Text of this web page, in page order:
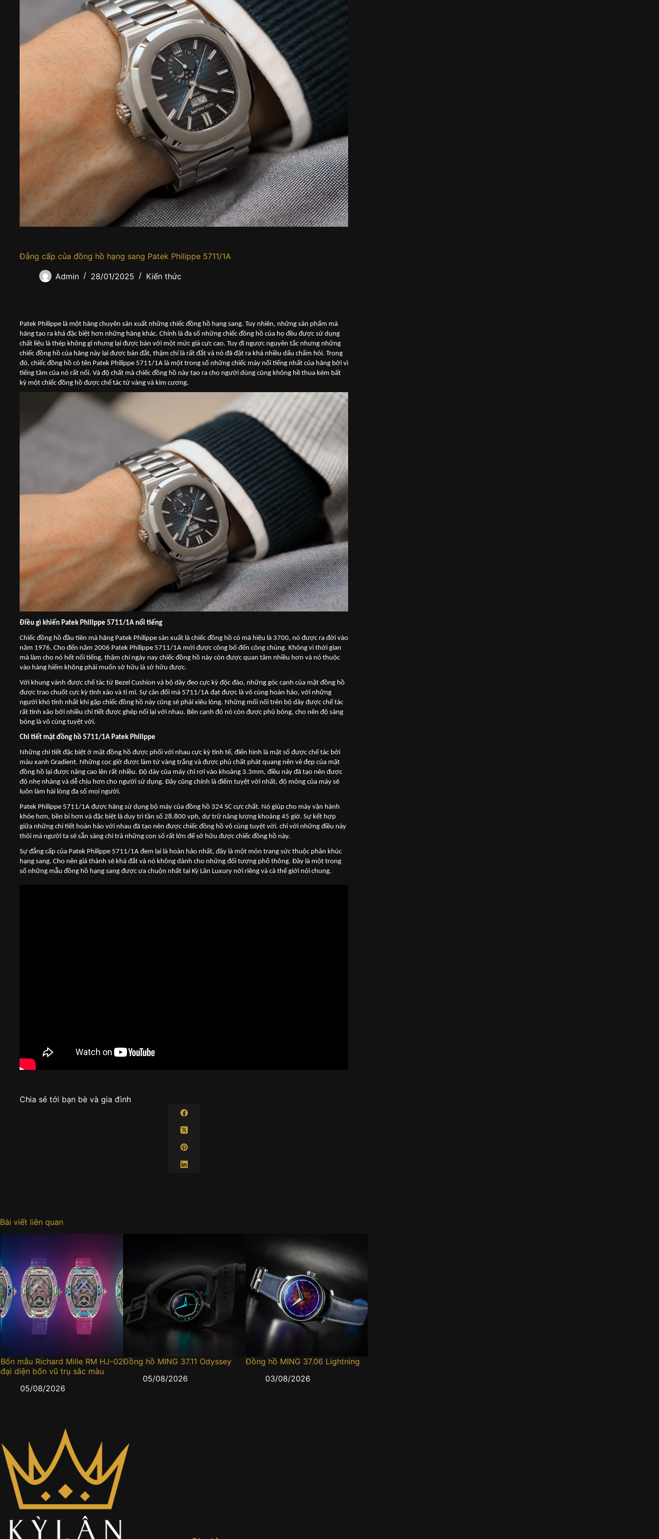
Đẳng cấp của đồng hồ hạng sang Patek Philippe 5711/1A
Admin 28/01/2025 Kiến thức
Patek Philippe là một hãng chuyên sản xuất những chiếc đồng hồ hạng sang. Tuy nhiên, những sản phẩm mà
hãng tạo ra khá đặc biệt hơn những hãng khác. Chính là đa số những chiếc đồng hồ của họ đều được sử dụng
chất liệu là thép không gỉ nhưng lại được bán với một mức giá cực cao. Tuy đi ngược nguyên tắc nhưng những
chiếc đồng hồ của hãng này lại được bán đắt, thậm chí là rất đắt và nó đã đặt ra khá nhiều dấu chấm hỏi. Trong
đó, chiếc đồng hồ có tên Patek Philippe 5711/1A là một trong số những chiếc máy nổi tiếng nhất của hãng bởi vì
tiếng tăm của nó rất nổi. Và độ chất mà chiếc đồng hồ này tạo ra cho người dùng cũng không hề thua kém bất
kỳ một chiếc đồng hồ được chế tác từ vàng và kim cương.
Điều gì khiến Patek Philippe 5711/1A nổi tiếng
Chiếc đồng hồ đầu tiên mà hãng Patek Philippe sản xuất là chiếc đồng hồ có mã hiệu là 3700, nó được ra đời vào
năm 1976. Cho đến năm 2006 Patek Philippe 5711/1A mới được công bố đến công chúng. Không vì thời gian
mà làm cho nó hết nổi tiếng, thậm chí ngày nay chiếc đồng hồ này còn được quan tâm nhiều hơn và nó thuộc
vào hàng hiếm không phải muốn sở hữu là sở hữu được.
Với khung vành được chế tác từ Bezel Cushion và bộ dây đeo cực kỳ độc đáo, những góc cạnh của mặt đồng hồ
được trao chuốt cực kỳ tinh xảo và tỉ mĩ. Sự cân đối mà 5711/1A đạt được là vô cùng hoàn hảo, với những
người khó tính nhất khi gặp chiếc đồng hồ này cũng sẽ phải xiêu lòng. Những mối nối trên bộ dây được chế tác
rất tinh xảo bởi nhiều chi tiết được ghép nối lại với nhau. Bên cạnh đó nó còn được phủ bóng, cho nên độ sáng
bóng là vô cùng tuyệt vời.
Chi tiết mặt đồng hồ 5711/1A Patek Philippe
Những chi tiết đặc biệt ở mặt đồng hồ được phối với nhau cực kỳ tinh tế, điển hình là mặt số được chế tác bởi
màu xanh Gradient. Những cọc giờ được làm từ vàng trắng và được phủ chất phát quang nên vẻ đẹp của mặt
đồng hồ lại được nâng cao lên rất nhiều. Độ dày của máy chỉ rơi vào khoảng 3.3mm, điều này đã tạo nên được
độ nhẹ nhàng và dễ chịu hơn cho người sử dụng. Đây cũng chính là điểm tuyệt vời nhất, độ mỏng của máy sẽ
luôn làm hài lòng đa số mọi người.
Patek Philippe 5711/1A được hãng sử dụng bộ máy của đồng hồ 324 SC cực chất. Nó giúp cho máy vận hành
khỏe hơn, bền bỉ hơn và đặc biệt là duy trì tần số 28.800 vph, dự trữ năng lượng khoảng 45 giờ. Sự kết hợp
giữa những chi tiết hoàn hảo với nhau đã tạo nên được chiếc đồng hồ vô cùng tuyệt vời. chỉ với những điều này
thôi mà người ta sẽ sẵn sàng chi trả những con số rất lớn để sở hữu được chiếc đồng hồ này.
Sự đẳng cấp của Patek Philippe 5711/1A đem lại là hoàn hảo nhất, đây là một món trang sức thuộc phân khúc
hạng sang. Cho nên giá thành sẽ khá đắt và nó không dành cho những đối tượng phổ thông. Đây là một trong
số những mẫu đồng hồ hạng sang được ưa chuộn nhất tại Kỳ Lân Luxury nới riêng và cả thế giới nói chung.
Chia sẻ tới bạn bè và gia đình
Bài viết liên quan
Bốn mẫu Richard Mille RM HJ-02
đại diện bốn vũ trụ sắc màu
05/08/2026
Đồng hồ MING 37.11 Odyssey
05/08/2026
Đồng hồ MING 37.06 Lightning
03/08/2026